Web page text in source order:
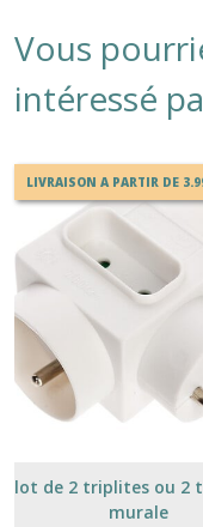
Vous
intéressé
LIVRAISON A PARTIR DE
lot de 2 triplites ou 2
murale